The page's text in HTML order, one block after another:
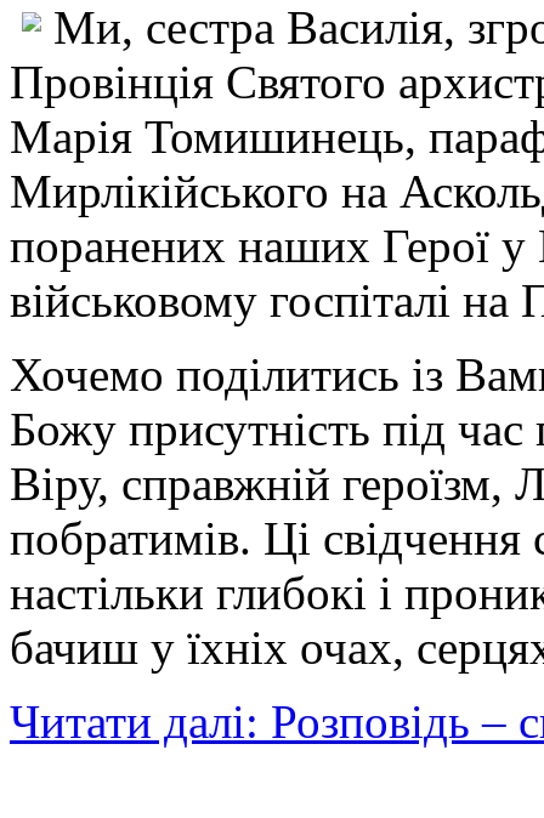
Ми, сестра Василія,
Провінція Святого
Марія Томишинець,
Мирлікійського на
поранених наших Герої у
військовому госпіталі на
Хочемо поділитись із
Божу присутність під
Віру, справжній героїзм,
побратимів. Ці свідчення
настільки глибокі і
бачиш у їхніх очах,
Читати далі: Розповідь –